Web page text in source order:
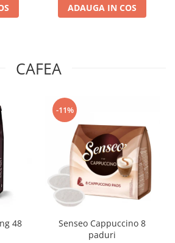
ADAUGA IN COS
CAFEA
48
-11%
Senseo Cappuccino 8
paduri